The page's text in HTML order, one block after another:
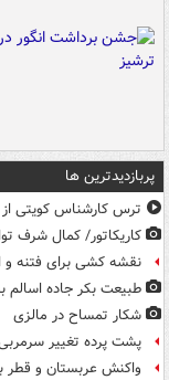
پربازدیدترین ها
ترس کارشناس کویتی از
کاریکاتور/ کمال شرف
نقشه کشی برای فتنه و
طبیعت بکر جاده اسالم
شکار تمساح در مالزی
پشت پرده تغییر سرمربی
واکنش عربستان و قطر